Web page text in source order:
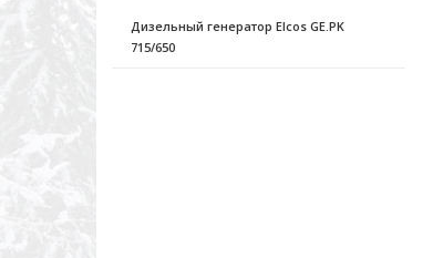
Дизельный генератор Elcos GE.PK
715/650